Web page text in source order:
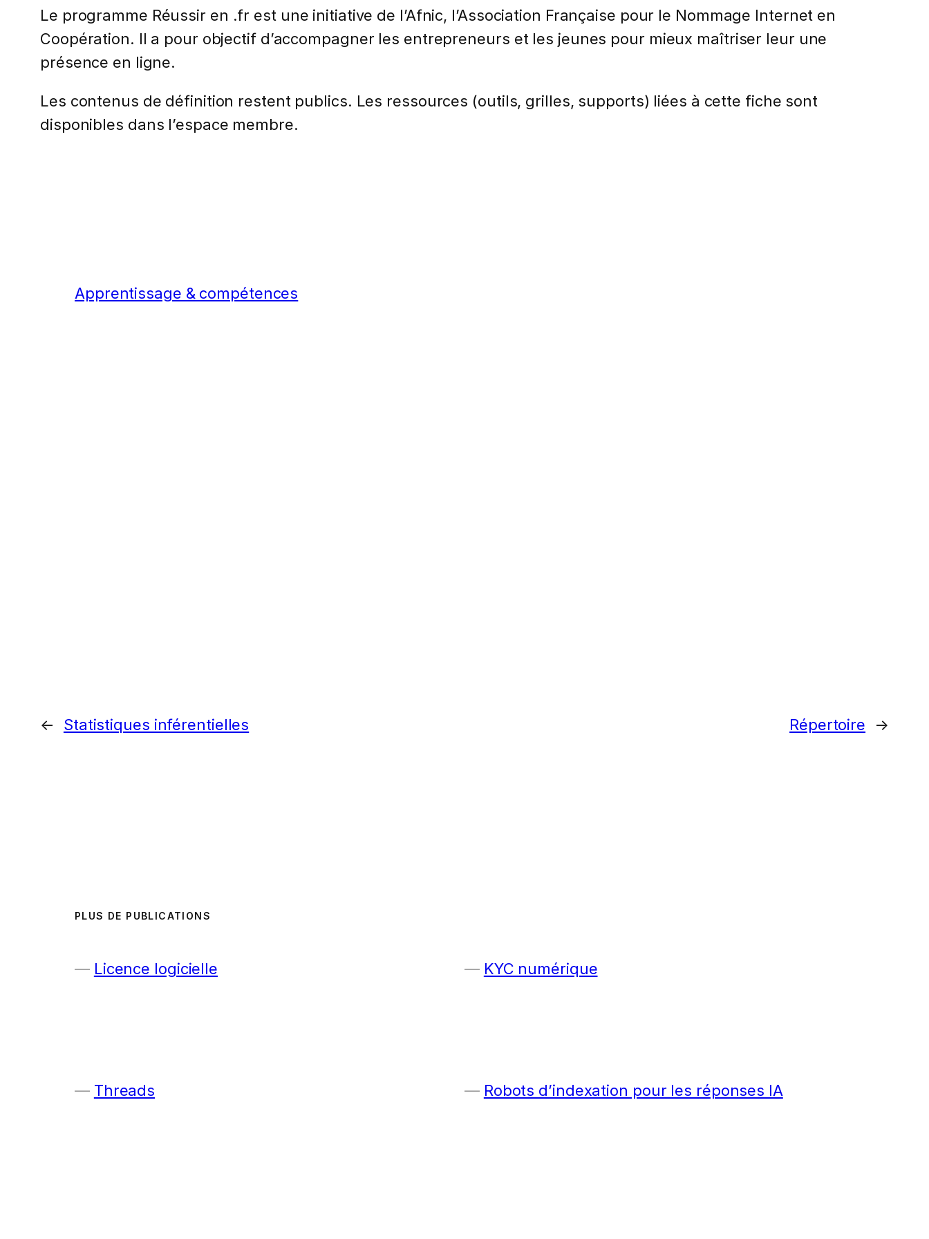
Le programme Réussir en .fr est une initiative de l’Afnic, l’Association Française pour le Nommage Internet en
Coopération. Il a pour objectif d’accompagner les entrepreneurs et les jeunes pour mieux maîtriser leur une
présence en ligne.
Les contenus de définition restent publics. Les ressources (outils, grilles, supports) liées à cette fiche sont
disponibles dans l’espace membre.
Apprentissage & compétences
← Statistiques inférentielles Répertoire →
PLUS DE PUBLICATIONS
Licence logicielle KYC numérique
Threads Robots d’indexation pour les réponses IA